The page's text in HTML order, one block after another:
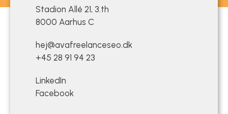
Stadion Allé 21, 3.th
8000 Aarhus C
hej@avafreelanceseo.dk
+45 28 91 94 23
LinkedIn
Facebook